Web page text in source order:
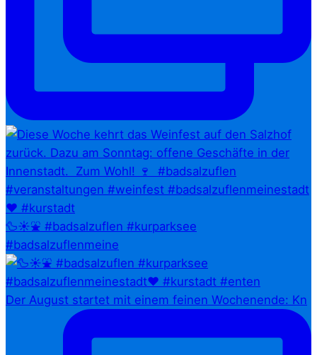
🦆☀️⛲ #badsalzuflen #kurparksee
#badsalzuflenmeine
Der August startet mit einem feinen Wochenende: Kn